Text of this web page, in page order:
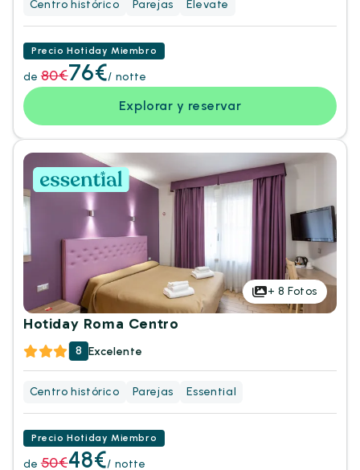
Centro histórico Parejas Elevate
Precio Hotiday Miembro
de 80€76€/ notte
Explorar y reservar
+ 8 Fotos
Hotiday Roma Centro
8 Excelente
Centro histórico Parejas Essential
Precio Hotiday Miembro
de 50€48€/ notte